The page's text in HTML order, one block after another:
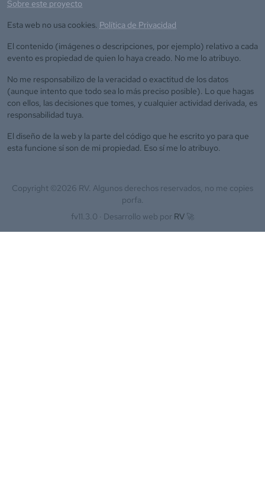
Sobre este proyecto
Esta web no usa cookies. Política de Privacidad
El contenido (imágenes o descripciones, por ejemplo) relativo a cada
evento es propiedad de quien lo haya creado. No me lo atribuyo.
No me responsabilizo de la veracidad o exactitud de los datos
(aunque intento que todo sea lo más preciso posible). Lo que hagas
con ellos, las decisiones que tomes, y cualquier actividad derivada, es
responsabilidad tuya.
El diseño de la web y la parte del código que he escrito yo para que
esta funcione sí son de mi propiedad. Eso sí me lo atribuyo.
Copyright ©2026 RV. Algunos derechos reservados, no me copies
porfa.
fv11.3.0 · Desarrollo web por RV 🚀